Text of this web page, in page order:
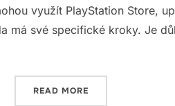
využít PlayStation Store,
má své specifické kroky. Je
READ MORE